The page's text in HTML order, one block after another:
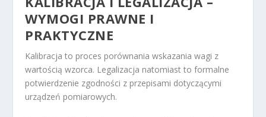
WYMOGI PRAWNE I
PRAKTYCZNE
Kalibracja to proces porównania wskazania wagi z
wartością wzorca. Legalizacja natomiast to formalne
potwierdzenie zgodności z przepisami dotyczącymi
urządzeń pomiarowych.